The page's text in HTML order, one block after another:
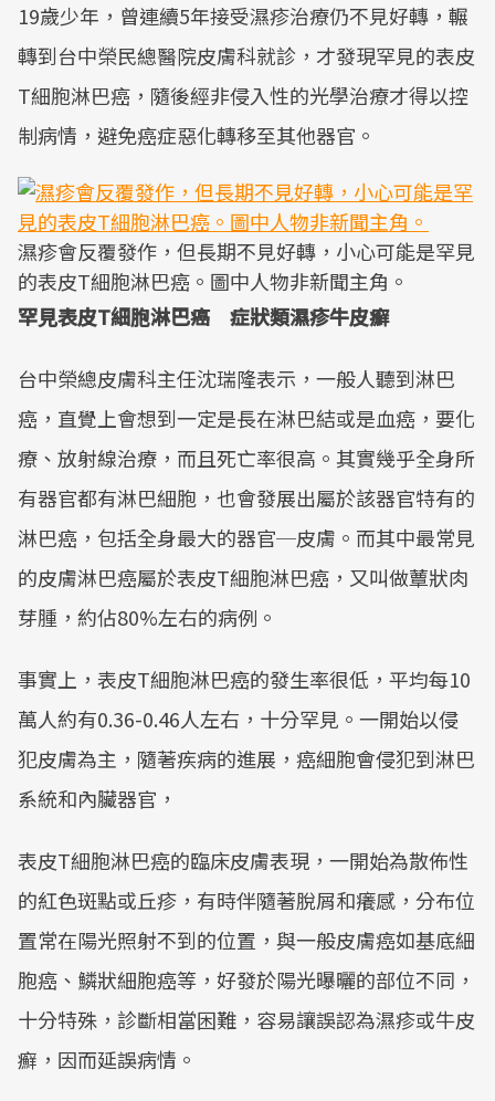
19歲少年，曾連續5年接受濕疹治療仍不見好轉，輾
轉到台中榮民總醫院皮膚科就診，才發現罕見的表皮
T細胞淋巴癌，隨後經非侵入性的光學治療才得以控
制病情，避免癌症惡化轉移至其他器官。
濕疹會反覆發作，但長期不見好轉，小心可能是罕見
的表皮T細胞淋巴癌。圖中人物非新聞主角。
罕見表皮T細胞淋巴癌 症狀類濕疹牛皮癬
台中榮總皮膚科主任沈瑞隆表示，一般人聽到淋巴
癌，直覺上會想到一定是長在淋巴結或是血癌，要化
療、放射線治療，而且死亡率很高。其實幾乎全身所
有器官都有淋巴細胞，也會發展出屬於該器官特有的
淋巴癌，包括全身最大的器官─皮膚。而其中最常見
的皮膚淋巴癌屬於表皮T細胞淋巴癌，又叫做蕈狀肉
芽腫，約佔80%左右的病例。
事實上，表皮T細胞淋巴癌的發生率很低，平均每10
萬人約有0.36-0.46人左右，十分罕見。一開始以侵
犯皮膚為主，隨著疾病的進展，癌細胞會侵犯到淋巴
系統和內臟器官，
表皮T細胞淋巴癌的臨床皮膚表現，一開始為散佈性
的紅色斑點或丘疹，有時伴隨著脫屑和癢感，分布位
置常在陽光照射不到的位置，與一般皮膚癌如基底細
胞癌、鱗狀細胞癌等，好發於陽光曝曬的部位不同，
十分特殊，診斷相當困難，容易讓誤認為濕疹或牛皮
癬，因而延誤病情。